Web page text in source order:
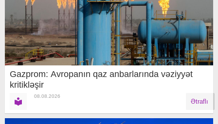
Gazprom: Avropanın qaz anbarlarında vəziyyət
kritikləşir
08.08.2026
Ətraflı